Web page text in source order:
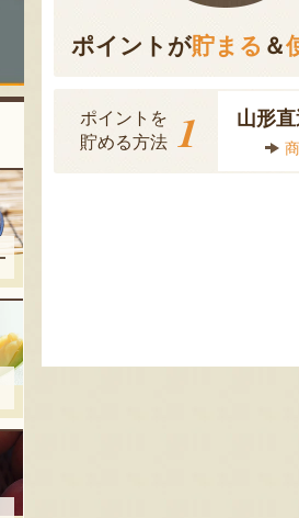
ポイントが貯まる ＆
ポイントを
貯める方法 1 山形